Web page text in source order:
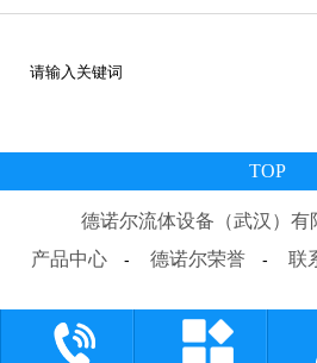
TOP
德诺尔流体设备（武汉）有
产品中心
- 德诺尔荣誉 - 联